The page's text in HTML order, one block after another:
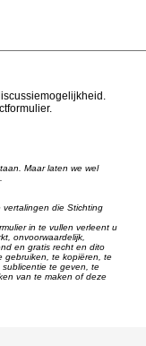
Maar laten we wel
die Stichting
in te vullen verleent u
onvoorwaardelijk,
en gratis recht en dito
gebruiken, te kopiëren, te
te geven, te
van te maken of deze